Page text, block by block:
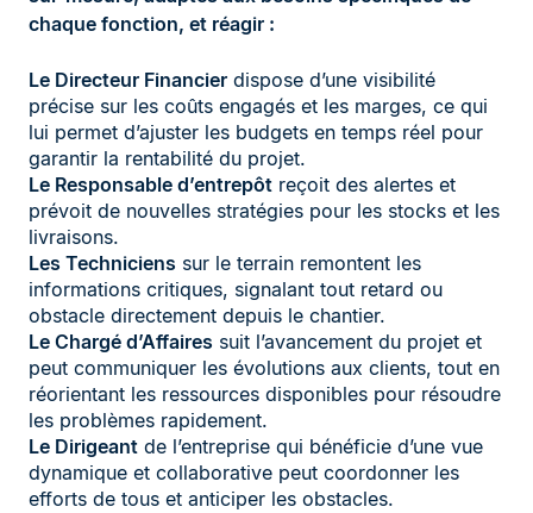
chaque fonction, et réagir :
Le Directeur Financier dispose d’une visibilité
précise sur les coûts engagés et les marges, ce qui
lui permet d’ajuster les budgets en temps réel pour
garantir la rentabilité du projet.
Le Responsable d’entrepôt reçoit des alertes et
prévoit de nouvelles stratégies pour les stocks et les
livraisons.
Les Techniciens sur le terrain remontent les
informations critiques, signalant tout retard ou
obstacle directement depuis le chantier.
Le Chargé d’Affaires suit l’avancement du projet et
peut communiquer les évolutions aux clients, tout en
réorientant les ressources disponibles pour résoudre
les problèmes rapidement.
Le Dirigeant de l’entreprise qui bénéficie d’une vue
dynamique et collaborative peut coordonner les
efforts de tous et anticiper les obstacles.